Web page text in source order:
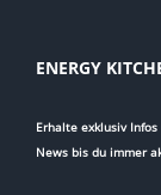
ENERGY
Erhalte exklusiv
News bis du immer